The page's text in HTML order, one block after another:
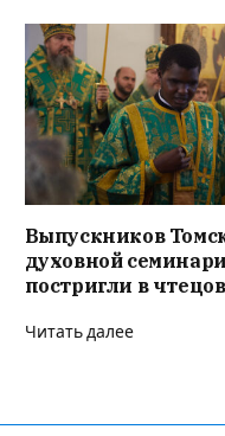
Выпускников
духовной
постригли в чтецов
Читать далее